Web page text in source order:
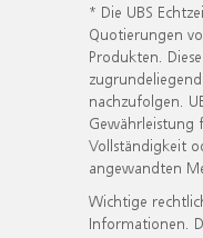
* Die UBS
Quotierungen
Produkten.
nachzufolgen.
Gewährleistung
Vollständigkeit
angewandten
Wichtige
Informationen.